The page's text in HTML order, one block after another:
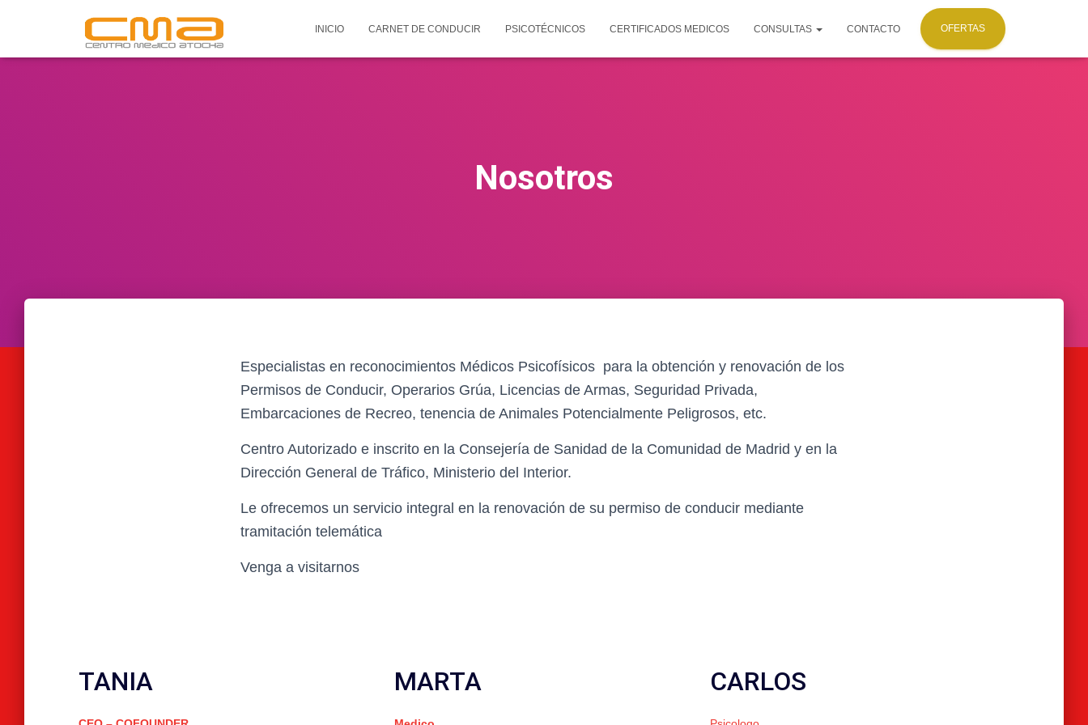
INICIO CARNET DE CONDUCIR PSICOTÉCNICOS CERTIFICADOS MEDICOS CONSULTAS CONTACTO OFERTAS
Nosotros
Especialistas en reconocimientos Médicos Psicofísicos para la obtención y renovación de los
Permisos de Conducir, Operarios Grúa, Licencias de Armas, Seguridad Privada,
Embarcaciones de Recreo, tenencia de Animales Potencialmente Peligrosos, etc.
Centro Autorizado e inscrito en la Consejería de Sanidad de la Comunidad de Madrid y en la
Dirección General de Tráfico, Ministerio del Interior.
Le ofrecemos un servicio integral en la renovación de su permiso de conducir mediante
tramitación telemática
Venga a visitarnos
TANIA MARTA CARLOS